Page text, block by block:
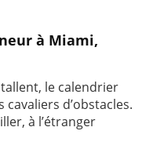
à Miami,
le calendrier
d’obstacles.
à l’étranger